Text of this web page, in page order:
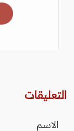
التعليقات
الاسم